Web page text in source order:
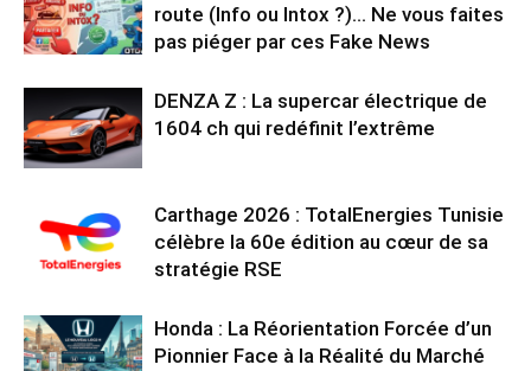
route (Info ou Intox ?)… Ne vous faites
pas piéger par ces Fake News
DENZA Z : La supercar électrique de
1604 ch qui redéfinit l’extrême
Carthage 2026 : TotalEnergies Tunisie
célèbre la 60e édition au cœur de sa
stratégie RSE
Honda : La Réorientation Forcée d’un
Pionnier Face à la Réalité du Marché